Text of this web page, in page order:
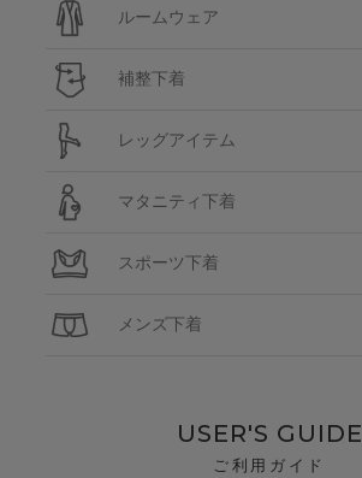
ルームウェア
補整下着
レッグアイテム
マタニティ下着
スポーツ下着
メンズ下着
USER'S GUIDE
ご利用ガイド